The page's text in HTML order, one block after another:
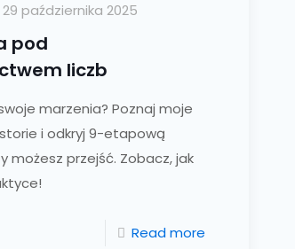
29 października 2025
pod
liczb
marzenia? Poznaj moje
i odkryj 9-etapową
możesz przejść. Zobacz, jak
Read more